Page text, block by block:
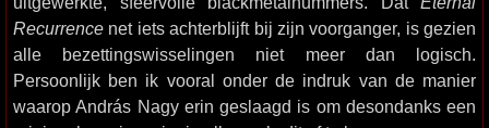
Recurrence net iets achterblijft bij zijn voorganger, is gezien
alle bezettingswisselingen niet meer dan logisch.
Persoonlijk ben ik vooral onder de indruk van de manier
waarop András Nagy erin geslaagd is om desondanks een